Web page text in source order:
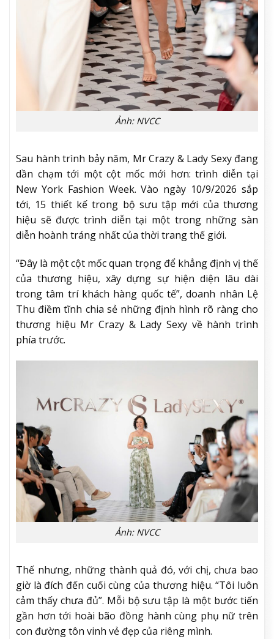
Ảnh: NVCC
Sau hành trình bảy năm, Mr Crazy & Lady Sexy đang
dần chạm tới một cột mốc mới hơn: trình diễn tại
New York Fashion Week. Vào ngày 10/9/2026 sắp
tới, 15 thiết kế trong bộ sưu tập mới của thương
hiệu sẽ được trình diễn tại một trong những sàn
diễn hoành tráng nhất của thời trang thế giới.
“Đây là một cột mốc quan trọng để khẳng định vị thế
của thương hiệu, xây dựng sự hiện diện lâu dài
trong tâm trí khách hàng quốc tế”, doanh nhân Lệ
Thu điềm tĩnh chia sẻ những định hình rõ ràng cho
thương hiệu Mr Crazy & Lady Sexy về hành trình
phía trước.
Ảnh: NVCC
Thế nhưng, những thành quả đó, với chị, chưa bao
giờ là đích đến cuối cùng của thương hiệu. “Tôi luôn
cảm thấy chưa đủ”. Mỗi bộ sưu tập là một bước tiến
gần hơn tới hoài bão đồng hành cùng phụ nữ trên
con đường tôn vinh vẻ đẹp của riêng mình.